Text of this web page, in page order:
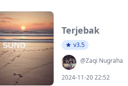
Terjebak
v3.5
@Zaqi Nugraha
2024-11-20 22:52